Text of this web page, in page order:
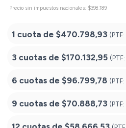
Precio sin impuestos nacionales: $398.189
1 cuota de $470.798,93 (PTF:
3 cuotas de $170.132,95 (PTF:
6 cuotas de $96.799,78 (PTF:
9 cuotas de $70.888,73 (PTF: